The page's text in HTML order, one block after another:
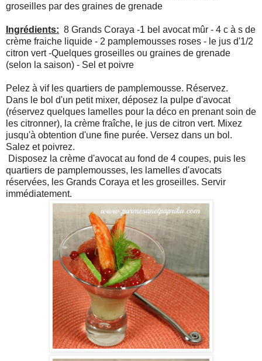
groseilles par des graines de grenade
Ingrédients: 8 Grands Coraya -1 bel avocat mûr - 4 c à s de
crème fraiche liquide - 2 pamplemousses roses - le jus d'1/2
citron vert -Quelques groseilles ou graines de grenade
(selon la saison) - Sel et poivre
Pelez à vif les quartiers de pamplemousse. Réservez.
Dans le bol d'un petit mixer, déposez la pulpe d'avocat
(réservez quelques lamelles pour la déco en prenant soin de
les citronner), la crème fraîche, le jus de citron vert. Mixez
jusqu'à obtention d'une fine purée. Versez dans un bol.
Salez et poivrez.
Disposez la crème d'avocat au fond de 4 coupes, puis les
quartiers de pamplemousses, les lamelles d'avocats
réservées, les Grands Coraya et les groseilles. Servir
immédiatement.